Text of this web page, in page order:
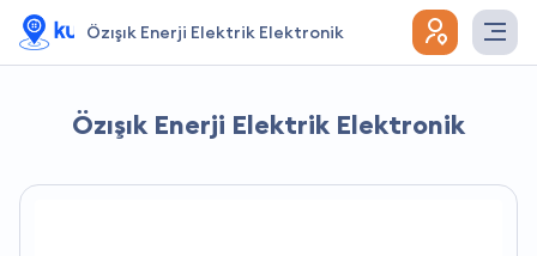
Özışık Enerji Elektrik Elektronik
Özışık Enerji Elektrik Elektronik